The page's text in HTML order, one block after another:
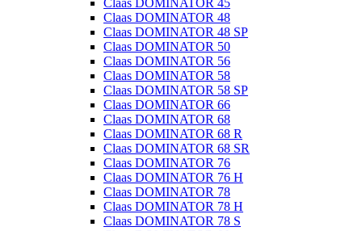
Claas DOMINATOR 45
Claas DOMINATOR 48
Claas DOMINATOR 48 SP
Claas DOMINATOR 50
Claas DOMINATOR 56
Claas DOMINATOR 58
Claas DOMINATOR 58 SP
Claas DOMINATOR 66
Claas DOMINATOR 68
Claas DOMINATOR 68 R
Claas DOMINATOR 68 SR
Claas DOMINATOR 76
Claas DOMINATOR 76 H
Claas DOMINATOR 78
Claas DOMINATOR 78 H
Claas DOMINATOR 78 S